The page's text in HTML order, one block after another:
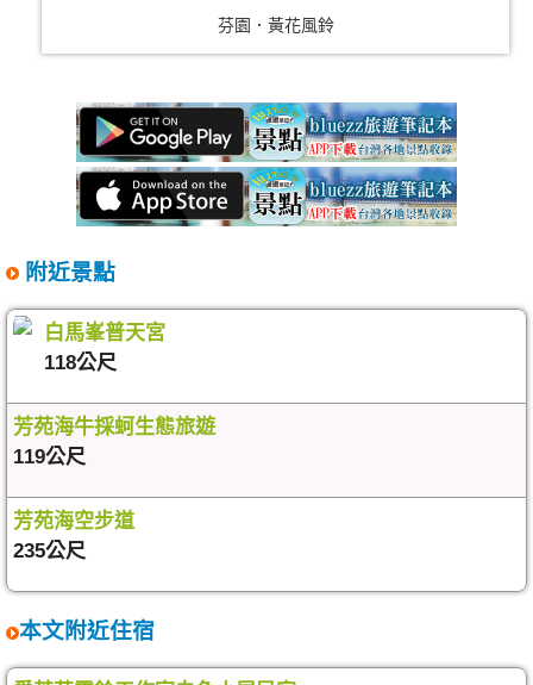
芬園．黃花風鈴
附近景點
白馬峯普天宮
118公尺
芳苑海牛採蚵生態旅遊
119公尺
芳苑海空步道
235公尺
本文附近住宿